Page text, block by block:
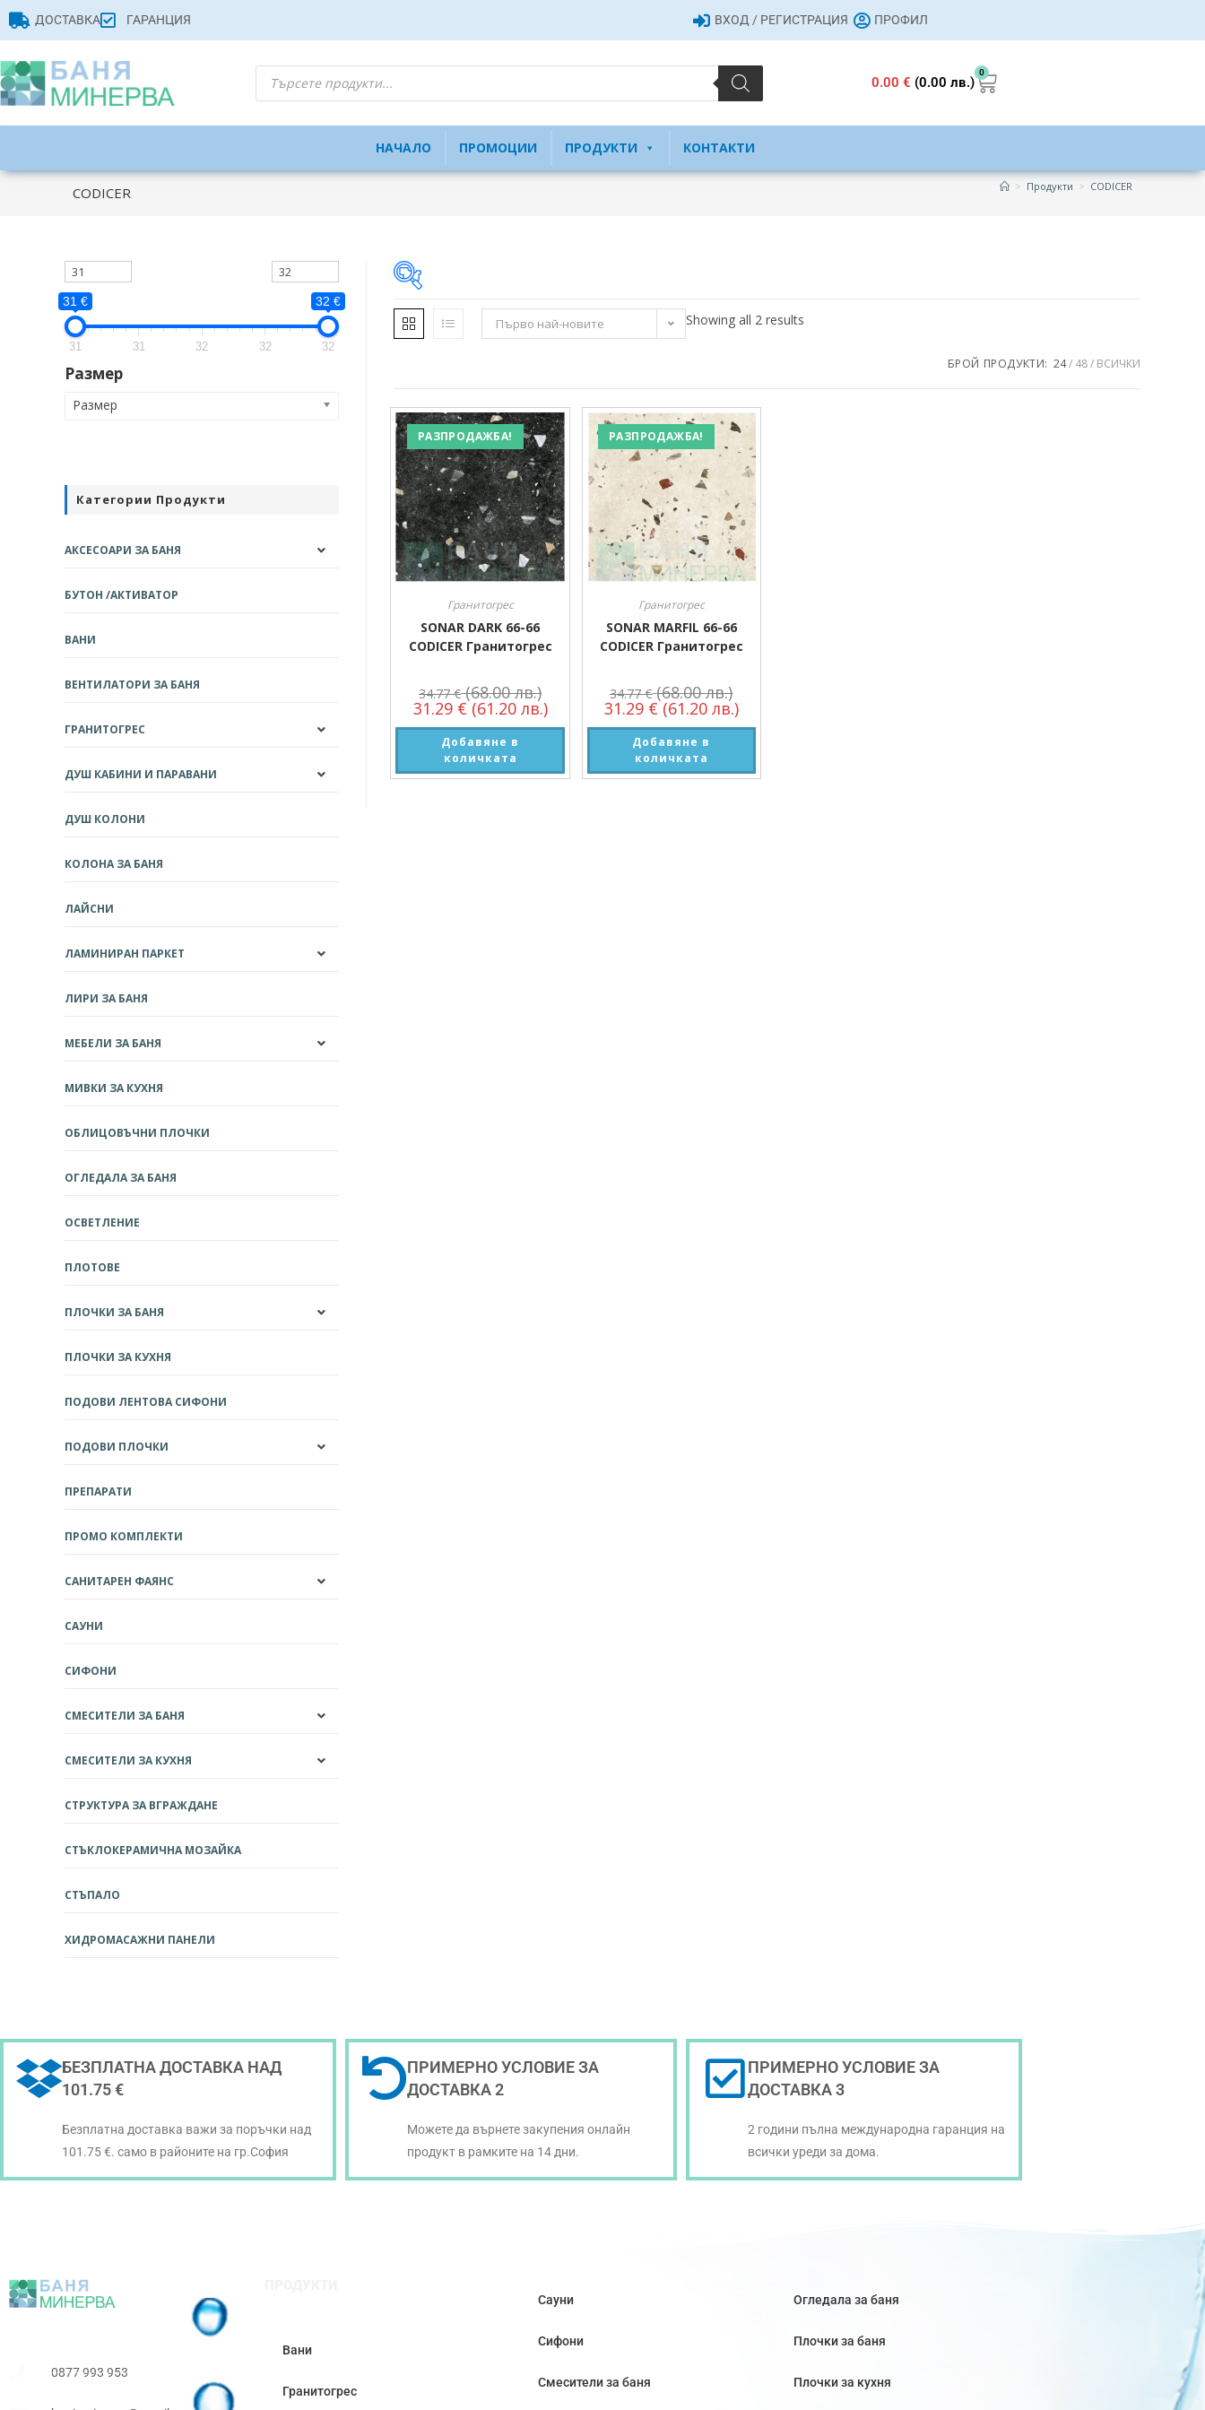
ДОСТАВКА ГАРАНЦИЯ ВХОД / РЕГИСТРАЦИЯ ПРОФИЛ
0.00€ (0.00 лв.)
0
НАЧАЛО ПРОМОЦИИ ПРОДУКТИ КОНТАКТИ
CODICER > Продукти > CODICER
Размер
Размер
Първо най-новите Showing all 2 results
БРОЙ ПРОДУКТИ: 24 48 ВСИЧКИ
РАЗПРОДАЖБА!
Гранитогрес
SONAR DARK 66-66
CODICER Гранитогрес
34.77€ (68.00 лв.)
31.29 € (61.20 лв.)
Добавяне в
количката
РАЗПРОДАЖБА!
Гранитогрес
SONAR MARFIL 66-66
CODICER Гранитогрес
34.77€ (68.00 лв.)
31.29 € (61.20 лв.)
Добавяне в
количката
31 € 32 €
31 31 32 32 32
Размер
Размер
Категории Продукти
АКСЕСОАРИ ЗА БАНЯ
БУТОН /АКТИВАТОР
ВАНИ
ВЕНТИЛАТОРИ ЗА БАНЯ
ГРАНИТОГРЕС
ДУШ КАБИНИ И ПАРАВАНИ
ДУШ КОЛОНИ
КОЛОНА ЗА БАНЯ
ЛАЙСНИ
ЛАМИНИРАН ПАРКЕТ
ЛИРИ ЗА БАНЯ
МЕБЕЛИ ЗА БАНЯ
МИВКИ ЗА КУХНЯ
ОБЛИЦОВЪЧНИ ПЛОЧКИ
ОГЛЕДАЛА ЗА БАНЯ
ОСВЕТЛЕНИЕ
ПЛОТОВЕ
ПЛОЧКИ ЗА БАНЯ
ПЛОЧКИ ЗА КУХНЯ
ПОДОВИ ЛЕНТОВА СИФОНИ
ПОДОВИ ПЛОЧКИ
ПРЕПАРАТИ
ПРОМО КОМПЛЕКТИ
САНИТАРЕН ФАЯНС
САУНИ
СИФОНИ
СМЕСИТЕЛИ ЗА БАНЯ
СМЕСИТЕЛИ ЗА КУХНЯ
СТРУКТУРА ЗА ВГРАЖДАНЕ
СТЪКЛОКЕРАМИЧНА МОЗАЙКА
СТЪПАЛО
ХИДРОМАСАЖНИ ПАНЕЛИ
БЕЗПЛАТНА ДОСТАВКА НАД
101.75 €
Безплатна доставка важи за поръчки над
101.75 €. само в районите на гр.София
ПРИМЕРНО УСЛОВИЕ ЗА
ДОСТАВКА 2
Можете да върнете закупения онлайн
продукт в рамките на 14 дни.
ПРИМЕРНО УСЛОВИЕ ЗА
ДОСТАВКА 3
2 години пълна международна гаранция на
всички уреди за дома.
0877 993 953
Вани
Гранитогрес
Сауни
Сифони
Смесители за баня
Огледала за баня
Плочки за баня
Плочки за кухня